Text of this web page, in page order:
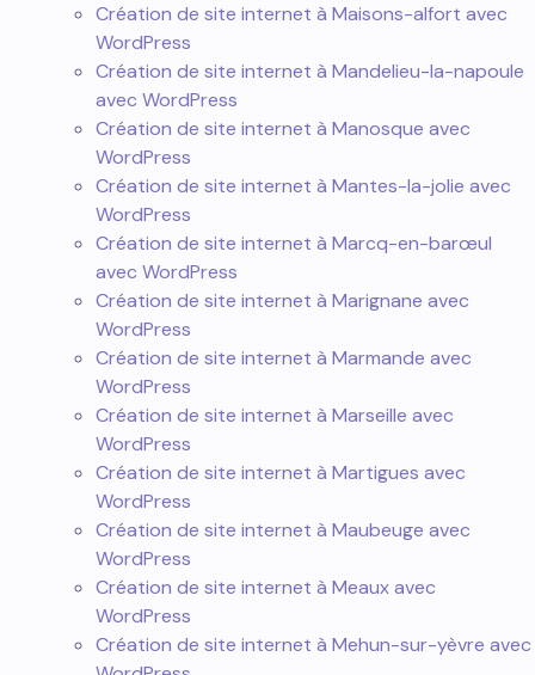
Création de site internet à Maisons-alfort avec
WordPress
Création de site internet à Mandelieu-la-napoule
avec WordPress
Création de site internet à Manosque avec
WordPress
Création de site internet à Mantes-la-jolie avec
WordPress
Création de site internet à Marcq-en-barœul
avec WordPress
Création de site internet à Marignane avec
WordPress
Création de site internet à Marmande avec
WordPress
Création de site internet à Marseille avec
WordPress
Création de site internet à Martigues avec
WordPress
Création de site internet à Maubeuge avec
WordPress
Création de site internet à Meaux avec
WordPress
Création de site internet à Mehun-sur-yèvre avec